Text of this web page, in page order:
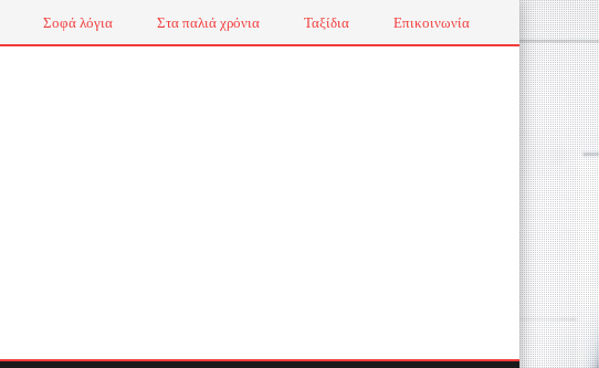
Σοφά λόγια Στα παλιά χρόνια Ταξίδια Επικοινωνία